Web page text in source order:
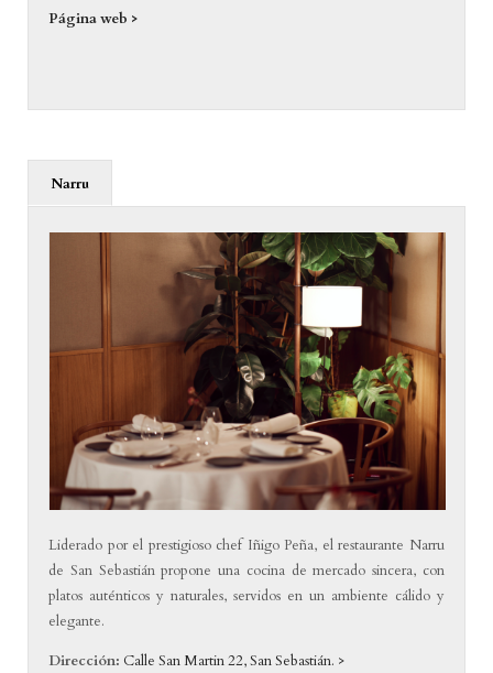
Página web >
Narru
Liderado por el prestigioso chef Iñigo Peña, el restaurante Narru
de San Sebastián propone una cocina de mercado sincera, con
platos auténticos y naturales, servidos en un ambiente cálido y
elegante.
Dirección: Calle San Martin 22, San Sebastián. >